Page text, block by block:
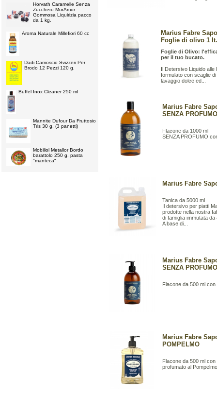
Horvath Caramelle Senza
Zucchero MorAmor
Gommosa Liquirizia pacco
da 1 kg.
Aroma Naturale Millefiori 60 cc
Dadi Camoscio Svizzeri Per
Brodo 12 Pezzi 120 g.
Buffel Inox Cleaner 250 ml
Mannite Dufour Da Fruttosio
Tris 30 g. (3 panetti)
Mobiliol Metallor Bordo
barattolo 250 g. pasta
"manteca"
Marius Fabre
Foglie di olivo 1 lt.
Foglie di Olivo:
per il tuo bucato.
Il Detersivo Liquido
formulato con scaglie
lavaggio dolce ed...
Marius Fabre
SENZA PROFUMO
Flacone da 1000 ml
SENZA PROFUMO
Marius Fabre
Tanica da 5000 ml
Il detersivo per piatti
prodotte nella nostra
di famiglia immutata
A base di...
Marius Fabre
SENZA PROFUMO
Flacone da 500 ml con
Marius Fabre
POMPELMO
Flacone da 500 ml con
profumato al